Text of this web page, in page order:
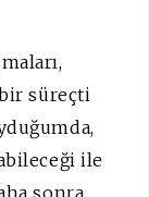
bir süreçti
ile
sonra